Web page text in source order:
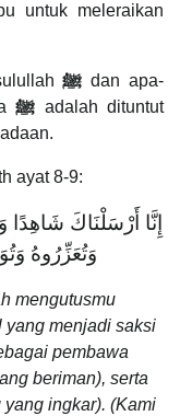
untuk meleraikan
ﷺ dan apa-
ﷺ adalah dituntut
ayat 8-9:
إِنَّا أَرْسَلْنَاكَ شَاهِدًا
وَتُعَزِّرُوهُ
mengutusmu
yang menjadi saksi
pembawa
beriman), serta
ingkar). (Kami